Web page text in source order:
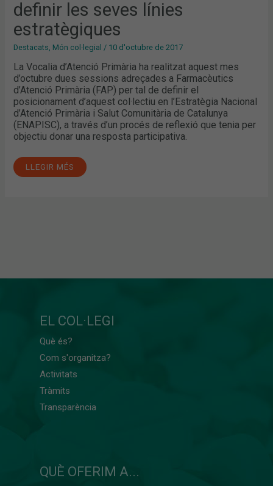
definir les seves línies
estratègiques
Destacats, Món col·legial / 10 d'octubre de 2017
La Vocalia d’Atenció Primària ha realitzat aquest mes
d’octubre dues sessions adreçades a Farmacèutics
d’Atenció Primària (FAP) per tal de definir el
posicionament d’aquest col·lectiu en l’Estratègia Nacional
d’Atenció Primària i Salut Comunitària de Catalunya
(ENAPISC), a través d’un procés de reflexió que tenia per
objectiu donar una resposta participativa.
LLEGIR MÉS
EL COL·LEGI
Què és?
Com s'organitza?
Activitats
Tràmits
Transparència
QUÈ OFERIM A...